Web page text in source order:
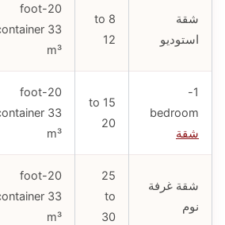
شقة
استوديو
8 to
12
20-foot
container 33
m³
1-
bedroom
شقة
15 to
20
20-foot
container 33
m³
شقة غرفة
نوم
25
to
30
20-foot
container 33
m³